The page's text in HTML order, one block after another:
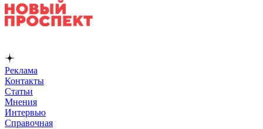
Реклама
Контакты
Статьи
Мнения
Интервью
Справочная